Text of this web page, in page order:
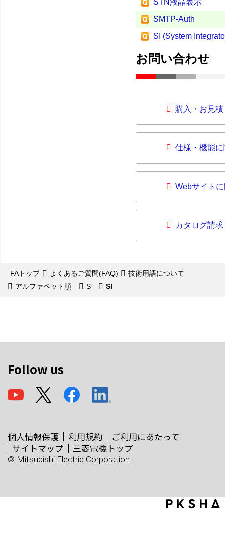
STN液晶表示
SMTP-Auth
SI (System
お問い合わせ
購入・お見
仕様・機能
Webサイト
カタログ請求
FAトップ よくあるご質問(FAQ)
技術用語について
アルファベット順
S SI
Follow us
個人情報保護 利用規約
ご利用にあたって
サイトマップ
三菱電機トップ
© Mitsubishi Electric Corporation